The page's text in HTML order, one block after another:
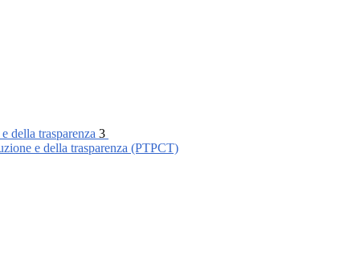
della trasparenza 3
e della trasparenza (PTPCT)